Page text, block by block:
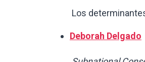
Los determinantes
Deborah Delgado